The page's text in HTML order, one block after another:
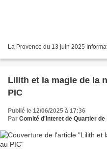
La Provence du 13 juin 2025
Lilith et la magie de la
PIC
Publié le 12/06/2025 à 17:36
Par Comité d'Interet de Quartier de